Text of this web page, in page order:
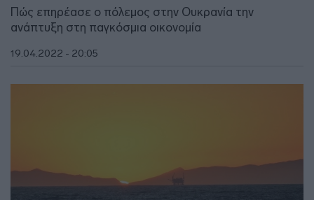
Πώς επηρέασε ο πόλεμος στην Ουκρανία την
ανάπτυξη στη παγκόσμια οικονομία
19.04.2022 - 20:05